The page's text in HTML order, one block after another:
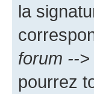
la
forum --
pourrez